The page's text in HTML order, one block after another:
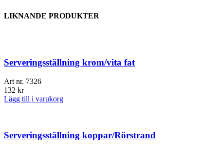
LIKNANDE PRODUKTER
Serveringsställning krom/vita fat
Art nr. 7326
132 kr
Lägg till i varukorg
Serveringsställning koppar/Rörstrand